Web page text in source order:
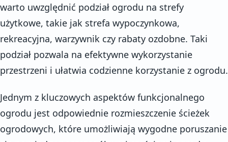
warto uwzględnić podział ogrodu na strefy
użytkowe, takie jak strefa wypoczynkowa,
rekreacyjna, warzywnik czy rabaty ozdobne. Taki
podział pozwala na efektywne wykorzystanie
przestrzeni i ułatwia codzienne korzystanie z ogrodu.
Jednym z kluczowych aspektów funkcjonalnego
ogrodu jest odpowiednie rozmieszczenie ścieżek
ogrodowych, które umożliwiają wygodne poruszanie